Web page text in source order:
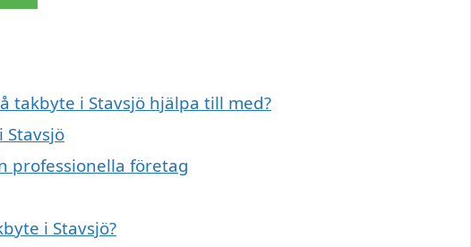
takbyte i Stavsjö hjälpa till med?
professionella företag
i Stavsjö?